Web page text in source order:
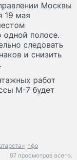
Москвы
19 мая
одной полосе.
следовать
и снизить
работ
М-7 будет
пфо
97 просмотров всего.